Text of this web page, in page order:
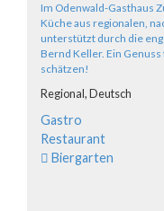
Im Odenwald-Gasthaus
Küche aus regionalen,
unterstützt durch die
Bernd Keller. Ein
schätzen!
Regional,Deutsch
Gastro
Restaurant
Biergarten